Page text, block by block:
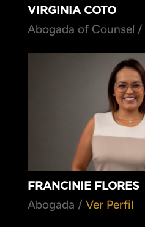
VIRGINIA COTO
Abogada of Counsel /
FRANCINIE FLORES
Abogada / Ver Perfil